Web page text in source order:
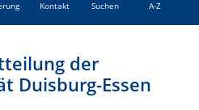
Kontakt Suchen A-Z
der
Duisburg-Essen